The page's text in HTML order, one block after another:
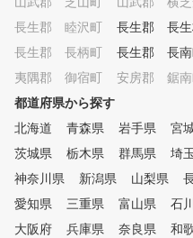
長生郡 睦沢町
長生郡 長生
長生郡 長柄町
長生郡 長南
夷隅郡 御宿町
安房郡 鋸南
都道府県から探す
北海道
青森県 岩手県 宮
茨城県
栃木県 群馬県 埼
神奈川県
新潟県 山梨県
愛知県
三重県 富山県 石
大阪府
兵庫県 奈良県 和